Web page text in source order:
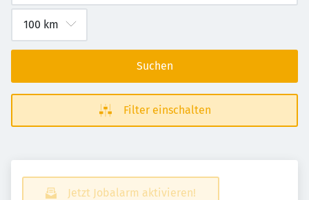
Suchen
Filter einschalten
Jetzt Jobalarm aktivieren!